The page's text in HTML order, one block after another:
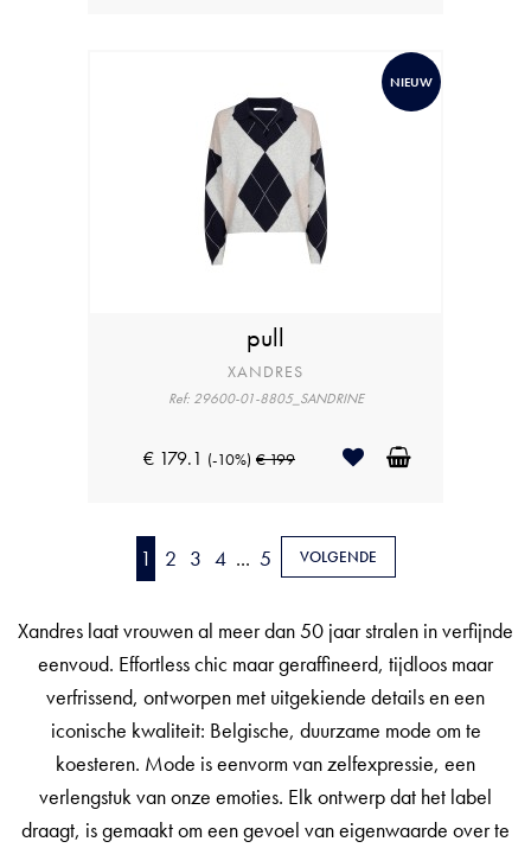
NIEUW
pull
XANDRES
Ref: 29600-01-8805_SANDRINE
€ 179.1 (-10%) € 199
1 2 3 4 ... 5 VOLGENDE
Xandres laat vrouwen al meer dan 50 jaar stralen in verfijnde
eenvoud. Effortless chic maar geraffineerd, tijdloos maar
verfrissend, ontworpen met uitgekiende details en een
iconische kwaliteit: Belgische, duurzame mode om te
koesteren. Mode is eenvorm van zelfexpressie, een
verlengstuk van onze emoties. Elk ontwerp dat het label
draagt, is gemaakt om een gevoel van eigenwaarde over te